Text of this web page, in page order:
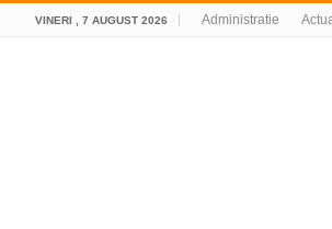
VINERI , 7 AUGUST 2026 Administratie